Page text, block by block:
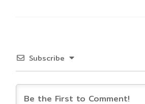
Subscribe